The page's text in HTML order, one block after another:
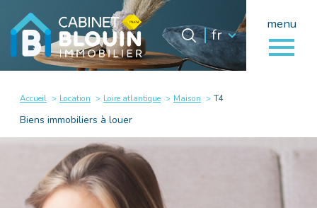
menu
Langue
fr
Accueil 0 Langue
fr
Accueil Location Loire atlantique Maison T4
Biens immobiliers à louer